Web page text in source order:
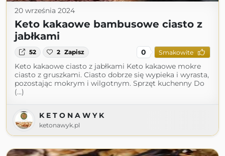
20 września 2024
Keto kakaowe bambusowe ciasto z
jabłkami
52 2 Zapisz 0 Smakowite
Keto kakaowe ciasto z jabłkami Keto kakaowe mokre
ciasto z gruszkami. Ciasto dobrze się wypieka i wyrasta,
pozostając mokrym i wilgotnym. Sprzęt kuchenny Do
(...)
K E T O N A W Y K
ketonawyk.pl